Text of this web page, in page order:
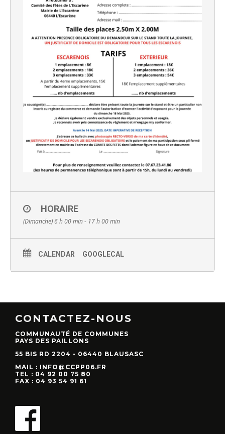
HORAIRE
(Dimanche) 6 h 00 min - 17 h 00 min
CALENDAR GOOGLECAL
CONTACTEZ-NOUS
COMMUNAUTÉ DE COMMUNES
PAYS DES PAILLONS
55 BIS RD 2204 - 06440 BLAUSASC
MAIL : INFO@CCPP06.FR
TEL : 04 92 00 75 80
FAX : 04 93 54 91 61